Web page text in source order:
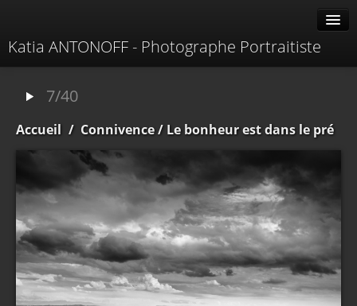
Katia ANTONOFF - Photographe Portraitiste
7/40
Accueil / Connivence/ Le bonheur est dans le pré